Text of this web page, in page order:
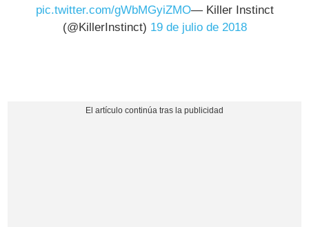
pic.twitter.com/gWbMGyiZMO— Killer Instinct
(@KillerInstinct) 19 de julio de 2018